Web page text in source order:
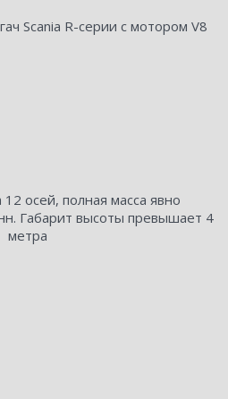
Scania R-серии с мотором V8
осей, полная масса явно
Габарит высоты превышает 4
метра